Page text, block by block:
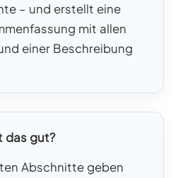
– und erstellt eine
mit allen
einer Beschreibung
das gut?
Abschnitte geben